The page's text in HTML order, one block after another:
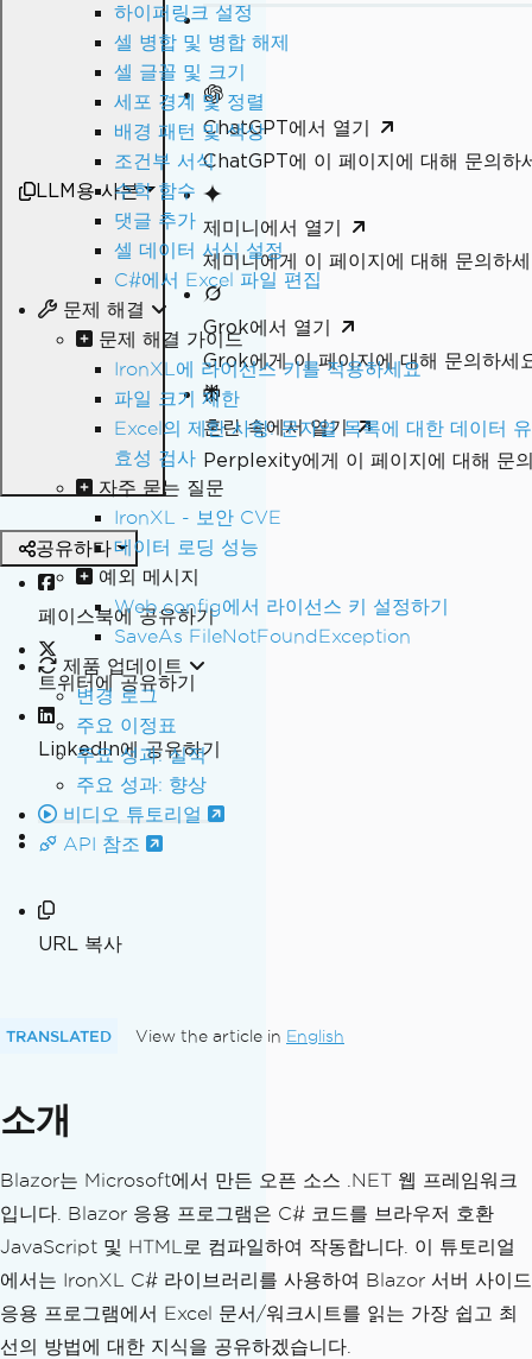
하이퍼링크 설정
셀 병합 및 병합 해제
셀 글꼴 및 크기
세포 경계 및 정렬
배경 패턴 및 색상
조건부 서식
수학 함수
댓글 추가
셀 데이터 서식 설정
C#에서 Excel 파일 편집
문제 해결
문제 해결 가이드
IronXL에 라이선스 키를 적용하세요
파일 크기 제한
Excel의 제한 사항: 문자열 목록에 대한 데이터 유
효성 검사
자주 묻는 질문
IronXL - 보안 CVE
데이터 로딩 성능
예외 메시지
Web.config에서 라이선스 키 설정하기
SaveAs FileNotFoundException
제품 업데이트
변경 로그
주요 이정표
주요 성과: 실적
주요 성과: 향상
비디오 튜토리얼
API 참조
LLM용 사본
ChatGPT에서 열기
ChatGPT에 이 페이지에 대해 문의하
제미니에서 열기
제미니에게 이 페이지에 대해 문의하
Grok에서 열기
Grok에게 이 페이지에 대해 문의하세
혼란 속에서 열기
Perplexity에게 이 페이지에 대해 문
공유하다
페이스북에 공유하기
트위터에 공유하기
LinkedIn에 공유하기
URL 복사
TRANSLATED View the article in English
소개
Blazor는 Microsoft에서 만든 오픈 소스 .NET 웹 프레임워크
입니다. Blazor 응용 프로그램은 C# 코드를 브라우저 호환
JavaScript 및 HTML로 컴파일하여 작동합니다. 이 튜토리얼
에서는 IronXL C# 라이브러리를 사용하여 Blazor 서버 사이드
응용 프로그램에서 Excel 문서/워크시트를 읽는 가장 쉽고 최
선의 방법에 대한 지식을 공유하겠습니다.